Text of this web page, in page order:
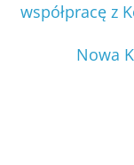
współpracę z
Nowa